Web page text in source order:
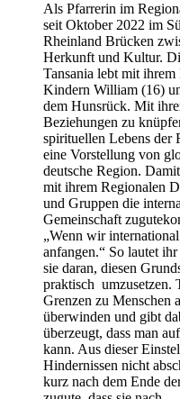
Als Pfarrerin im
seit Oktober 2022 im
Rheinland Brücken
Herkunft und Kultur.
Tansania lebt mit
Kindern William (16)
dem Hunsrück. Mit
Beziehungen zu
spirituellen Lebens der
eine Vorstellung von
deutsche Region.
mit ihrem Regionalen
und Gruppen die
Gemeinschaft
„Wenn wir
anfangen.“ So lautet
sie daran, diesen
praktisch umzusetzen.
Grenzen zu Menschen
überwinden und gibt
überzeugt, dass man
kann. Aus dieser
Hindernissen nicht
kurz nach dem Ende